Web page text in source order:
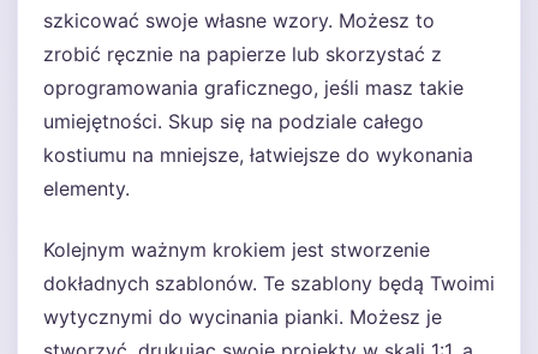
szkicować swoje własne wzory. Możesz to
zrobić ręcznie na papierze lub skorzystać z
oprogramowania graficznego, jeśli masz takie
umiejętności. Skup się na podziale całego
kostiumu na mniejsze, łatwiejsze do wykonania
elementy.
Kolejnym ważnym krokiem jest stworzenie
dokładnych szablonów. Te szablony będą Twoimi
wytycznymi do wycinania pianki. Możesz je